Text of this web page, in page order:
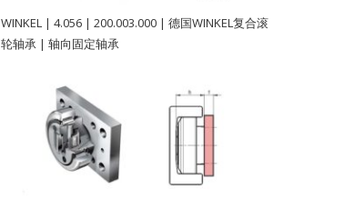
WINKEL | 4.056 | 200.003.000 | 德国WINKEL复合滚
轮轴承 | 轴向固定轴承